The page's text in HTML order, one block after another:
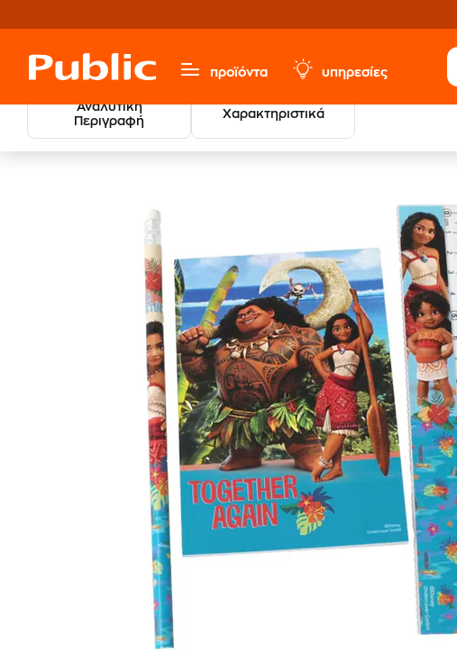
προϊόντα υπηρεσίες
Αναλυτική
Περιγραφή
Χαρακτηριστικά
Χαρτικά & Γραφική Ύλη